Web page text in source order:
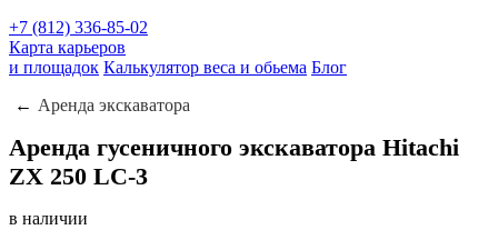
+7 (812) 336-85-02
Карта карьеров
и площадок Калькулятор веса и обьема Блог
Аренда экскаватора
Аренда гусеничного экскаватора Hitachi
ZX 250 LC-3
в наличии